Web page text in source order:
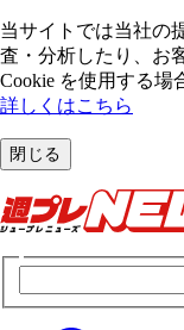
当サイトでは当社の
査・分析したり、お
Cookie を使⽤する場
詳しくはこちら
閉じる